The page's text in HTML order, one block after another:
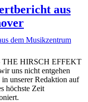
aus
THE HIRSCH EFFEKT
uns nicht entgehen
unserer Redaktion auf
höchste Zeit